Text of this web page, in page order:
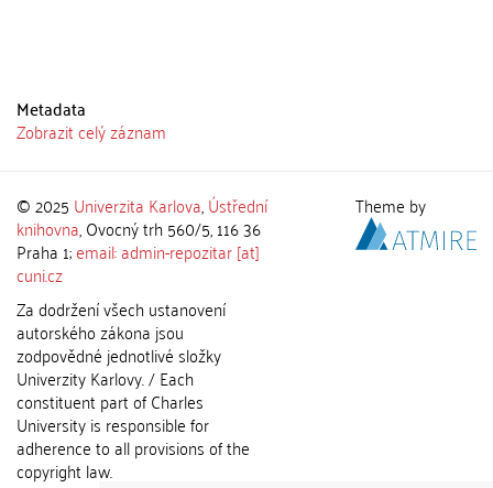
Metadata
Zobrazit celý záznam
© 2025 Univerzita Karlova,Ústřední
knihovna, Ovocný trh 560/5, 116 36
Praha 1;email: admin-repozitar [at]
cuni.cz
Za dodržení všech ustanovení
autorského zákona jsou
zodpovědné jednotlivé složky
Univerzity Karlovy. / Each
constituent part of Charles
University is responsible for
adherence to all provisions of the
copyright law.
Theme by